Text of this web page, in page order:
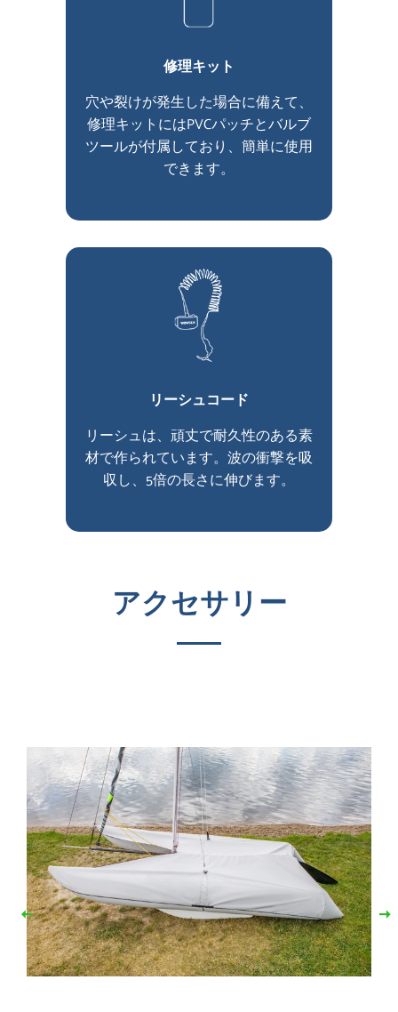
修理キット
穴や裂けが発生した場合に備えて、
修理キットにはPVCパッチとバルブ
ツールが付属しており、簡単に使用
できます。
リーシュコード
リーシュは、頑丈で耐久性のある素
材で作られています。波の衝撃を吸
収し、5倍の長さに伸びます。
アクセサリー